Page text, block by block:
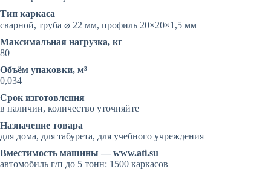
Тип каркаса
сварной, труба ⌀ 22 мм, профиль 20×20×1,5 мм
Максимальная нагрузка, кг
80
Объём упаковки, м³
0,034
Срок изготовления
в наличии, количество уточняйте
Назначение товара
для дома, для табурета, для учебного учреждения
Вместимость машины — www.ati.su
автомобиль г/п до 5 тонн: 1500 каркасов